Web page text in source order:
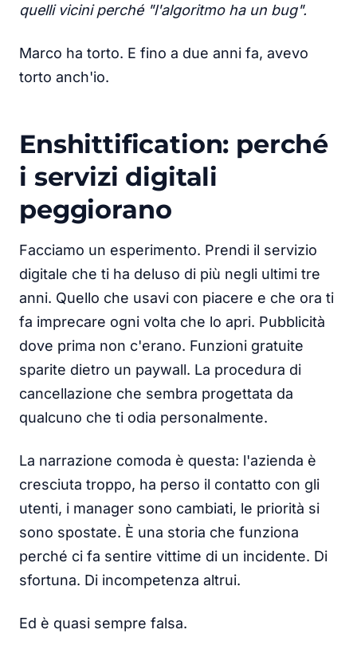
quelli vicini perché "l'algoritmo ha un bug".
Marco ha torto. E fino a due anni fa, avevo
torto anch'io.
Enshittification: perché
i servizi digitali
peggiorano
Facciamo un esperimento. Prendi il servizio
digitale che ti ha deluso di più negli ultimi tre
anni. Quello che usavi con piacere e che ora ti
fa imprecare ogni volta che lo apri. Pubblicità
dove prima non c'erano. Funzioni gratuite
sparite dietro un paywall. La procedura di
cancellazione che sembra progettata da
qualcuno che ti odia personalmente.
La narrazione comoda è questa: l'azienda è
cresciuta troppo, ha perso il contatto con gli
utenti, i manager sono cambiati, le priorità si
sono spostate. È una storia che funziona
perché ci fa sentire vittime di un incidente. Di
sfortuna. Di incompetenza altrui.
Ed è quasi sempre falsa.